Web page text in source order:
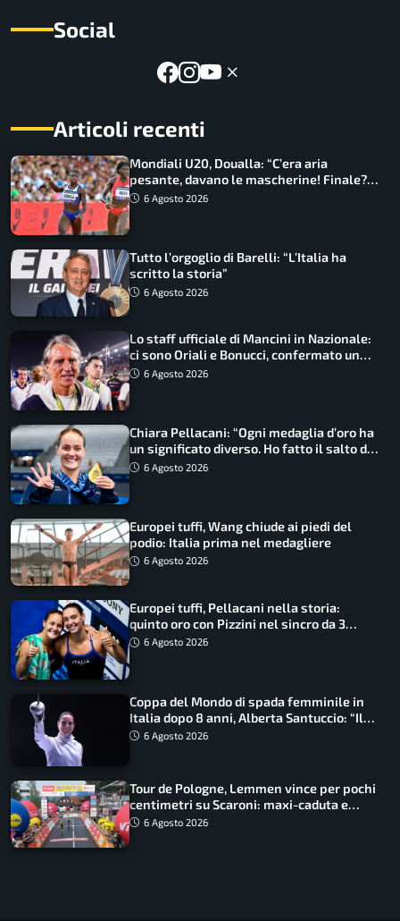
Social
Articoli recenti
Mondiali U20, Doualla: “C’era aria
pesante, davano le mascherine! Finale?
Non ho nulla da perdere”
6 Agosto 2026
Tutto l’orgoglio di Barelli: “L’Italia ha
scritto la storia”
6 Agosto 2026
Lo staff ufficiale di Mancini in Nazionale:
ci sono Oriali e Bonucci, confermato un
ritorno
6 Agosto 2026
Chiara Pellacani: “Ogni medaglia d’oro ha
un significato diverso. Ho fatto il salto di
qualità”
6 Agosto 2026
Europei tuffi, Wang chiude ai piedi del
podio: Italia prima nel medagliere
6 Agosto 2026
Europei tuffi, Pellacani nella storia:
quinto oro con Pizzini nel sincro da 3
metri
6 Agosto 2026
Coppa del Mondo di spada femminile in
Italia dopo 8 anni, Alberta Santuccio: “Il
lavoro dà sempre i suoi frutti”
6 Agosto 2026
Tour de Pologne, Lemmen vince per pochi
centimetri su Scaroni: maxi-caduta e
tappa accorciata
6 Agosto 2026